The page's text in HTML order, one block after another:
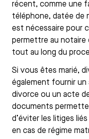
récent, comme une
téléphone, datée de
est nécessaire pour
permettre au
tout au long du
Si vous êtes marié,
également fournir un
divorce ou un acte
documents
d’éviter les litiges
en cas de régime